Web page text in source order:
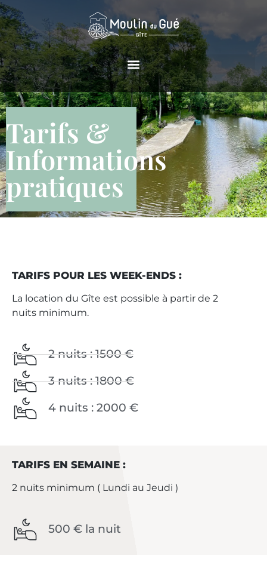
Tarifs &
Informations
pratiques
TARIFS POUR LES WEEK-ENDS :
La location du Gîte est possible à partir de 2
nuits minimum.
2 nuits : 1500 €
3 nuits : 1800 €
4 nuits : 2000 €
TARIFS EN SEMAINE :
2 nuits minimum ( Lundi au Jeudi )
500 € la nuit